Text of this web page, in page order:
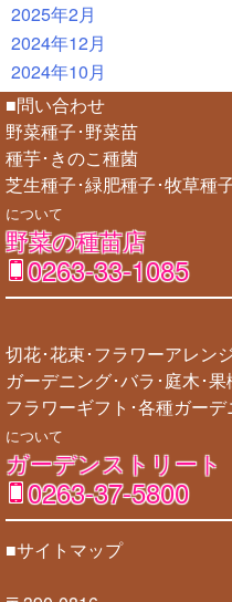
2025年2月
2024年12月
2024年10月
■問い合わせ
野菜種子･野菜苗
種芋･きのこ種菌
芝生種子･緑肥種子･牧草種
について
野菜の種苗店
0263-33-1085
切花･花束･フラワーアレン
ガーデニング･バラ･庭木･果
フラワーギフト･各種ガー
について
ガーデンストリート
0263-37-5800
■サイトマップ